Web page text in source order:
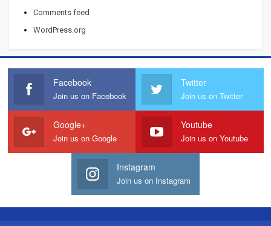
Comments feed
WordPress.org
Facebook
Join us on Facebook
Twitter
Join us on Twitter
Google+
Join us on Google
Youtube
Join us on Youtube
Instagram
Join us on Instagram